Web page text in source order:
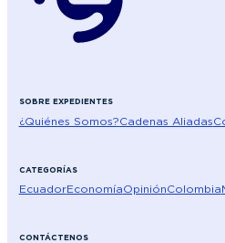
SOBRE EXPEDIENTES
¿Quiénes Somos?Cadenas Aliadas
CATEGORÍAS
EcuadorEconomíaOpiniónColombia
CONTÁCTENOS